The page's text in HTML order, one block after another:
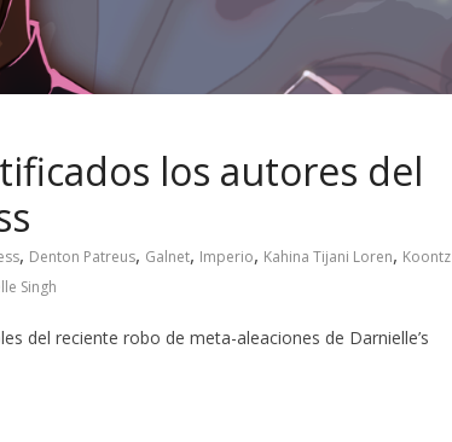
los autores del
, Denton Patreus, Galnet, Imperio, Kahina Tijani Loren, Koontz
Singh
del reciente robo de meta-aleaciones de Darnielle’s